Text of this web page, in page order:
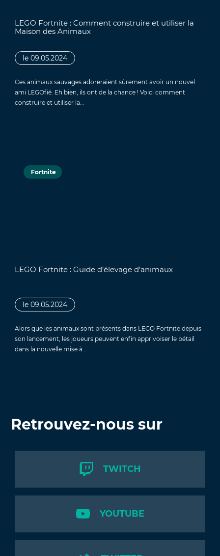
LEGO Fortnite : Comment construire et utiliser la
Maison des Animaux
le 09.05.2024
Ces animaux sauvages adoreraient sûrement avoir un nouvel
ami LEGOfié. Eh bien, ils ont de la chance ! Voici comment
construire et utiliser la…
Fortnite
LEGO Fortnite : Guide d’élevage d’animaux
le 09.05.2024
Alors que les animaux sont présents dans LEGO Fortnite depuis
son lancement, les joueurs peuvent enfin apprivoiser le bétail
dans la nouvelle mise à…
Retrouvez-nous sur
TWITCH
YOUTUBE